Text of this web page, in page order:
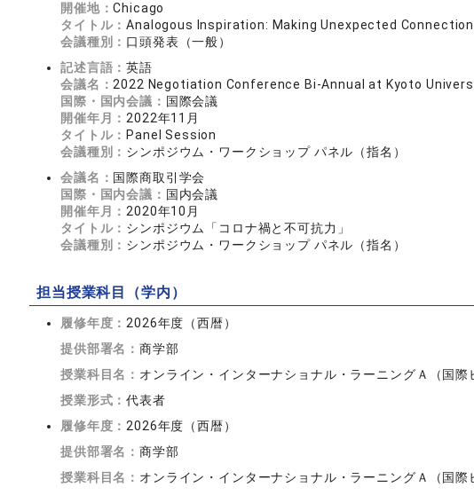
開催地：Chicago
タイトル：Analogous Inspiration: Making Unexpected
会議種別： 口頭発表（一般）
記述言語：英語
会議名： 2022 Negotiation Conference Bi-Annual at Kyoto
国際・国内会議： 国際会議
開催年月： 2022年11月
タイトル： Panel Session
会議種別： シンポジウム・ワークショップ パネル（指名）
会議名： 国際商取引学会
国際・国内会議： 国内会議
開催年月： 2020年10月
タイトル： シンポジウム「コロナ禍と不可抗力」
会議種別： シンポジウム・ワークショップ パネル（指名）
担当授業科目（学内）
履修年度： 2026年度（西暦）
提供部署名：商学部
授業科目名： オンライン・インターナショナル・ラーニングＡ（国際
授業形式：代表者
履修年度： 2026年度（西暦）
提供部署名：商学部
授業科目名： オンライン・インターナショナル・ラーニングＡ（国際